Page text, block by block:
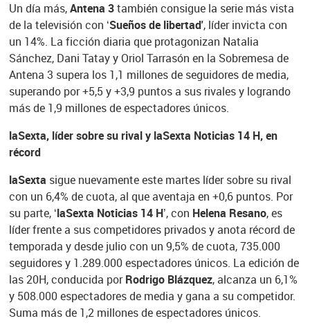
Un día más,Antena 3también consigue la serie más vista
de la televisión con ‘Sueños de libertad', líder invicta con
un 14%. La ficción diaria que protagonizan Natalia
Sánchez, Dani Tatay y Oriol Tarrasón en la Sobremesa de
Antena 3 supera los 1,1 millones de seguidores de media,
superando por +5,5 y +3,9 puntos a sus rivales y logrando
más de 1,9 millones de espectadores únicos.
laSexta, líder sobre su rival y laSexta Noticias 14 H, en
récord
laSexta sigue nuevamente este martes líder sobre su rival
con un 6,4% de cuota, al que aventaja en +0,6 puntos. Por
su parte, ‘laSexta Noticias 14 H’, con Helena Resano, es
líder frente a sus competidores privados y anota récord de
temporada y desde julio con un 9,5% de cuota, 735.000
seguidores y 1.289.000 espectadores únicos. La edición de
las 20H, conducida porRodrigo Blázquez, alcanza un 6,1%
y 508.000 espectadores de media y gana a su competidor.
Suma más de 1,2 millones de espectadores únicos.